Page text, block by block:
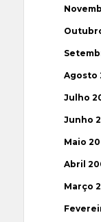
Agosto
Julho
Junho
Maio
Abril
Março